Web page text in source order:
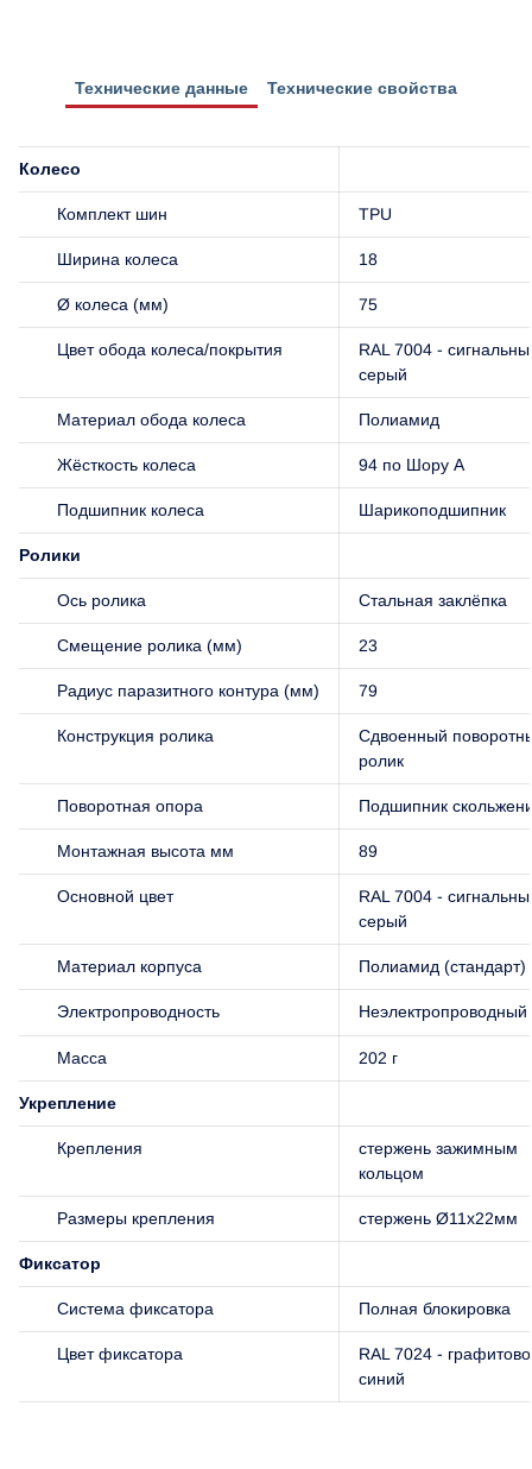
Технические данные Технические свойства
Колесо
Комплект шин TPU
Ширина колеса 18
Ø колеса (мм) 75
Цвет обода колеса/покрытия
RAL 7004 -
серый
Материал обода колеса Полиамид
Жёсткость колеса 94 по Шору А
Подшипник колеса Шарикоподшипник
Ролики
Ось ролика Стальная заклёпка
Смещение ролика (мм) 23
Радиус паразитного контура (мм) 79
Конструкция ролика
Сдвоенный
ролик
Поворотная опора Подшипник
Монтажная высота мм 89
Основной цвет
RAL 7004 -
серый
Материал корпуса Полиамид (стандарт)
Электропроводность Неэлектропроводный
Масса 202 г
Укрепление
Крепления
стержень зажимным
кольцом
Размеры крепления стержень Ø11x22мм
Фиксатор
Система фиксатора Полная блокировка
Цвет фиксатора
RAL 7024 -
синий